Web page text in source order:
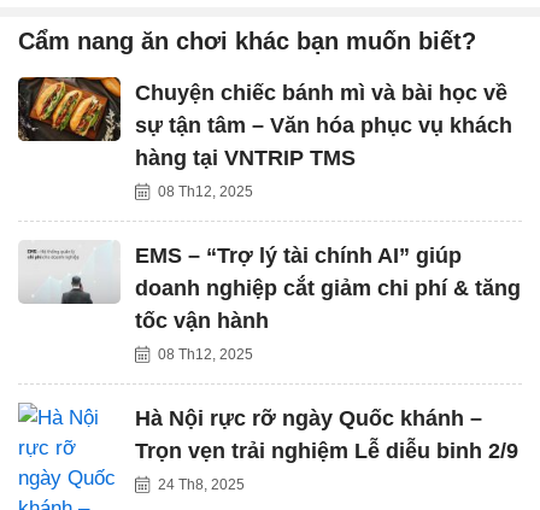
Cẩm nang ăn chơi khác bạn muốn biết?
Chuyện chiếc bánh mì và bài học về
sự tận tâm – Văn hóa phục vụ khách
hàng tại VNTRIP TMS
08 Th12, 2025
EMS – “Trợ lý tài chính AI” giúp
doanh nghiệp cắt giảm chi phí & tăng
tốc vận hành
08 Th12, 2025
Hà Nội rực rỡ ngày Quốc khánh –
Trọn vẹn trải nghiệm Lễ diễu binh 2/9
24 Th8, 2025